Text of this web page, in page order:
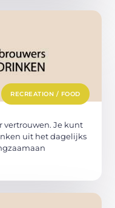
RECREATION / FOOD
vertrouwen. Je kunt
uit het dagelijks